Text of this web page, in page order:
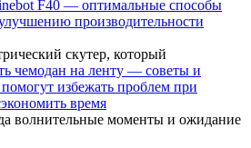
F40 — оптимальные способы
производительности
скутер, который
чемодан на ленту — советы и
избежать проблем при
время
волнительные моменты и ожидание